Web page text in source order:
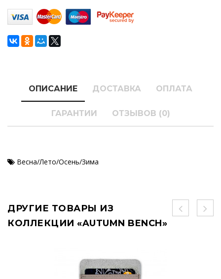
ОПИСАНИЕ ДОСТАВКА ОПЛАТА
ГАРАНТИИ ОТЗЫВОВ (0)
Весна/Лето/Осень/Зима
ДРУГИЕ ТОВАРЫ ИЗ
КОЛЛЕКЦИИ «AUTUMN BENCH»